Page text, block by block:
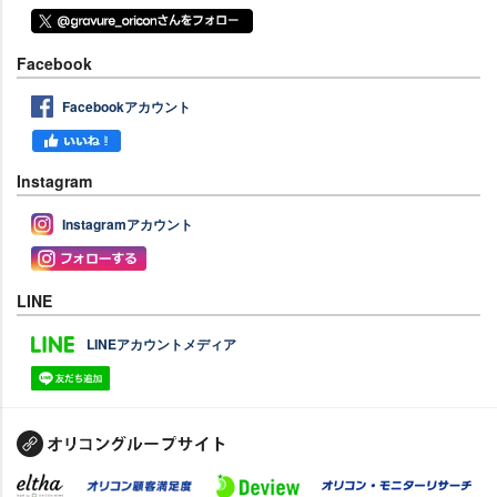
Facebook
Facebookアカウント
Instagram
Instagramアカウント
LINE
LINEアカウントメディア